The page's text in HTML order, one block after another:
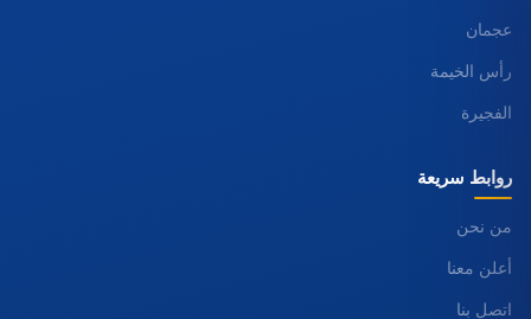
عجمان
رأس الخيمة
الفجيرة
روابط سريعة
من نحن
أعلن معنا
اتصل بنا